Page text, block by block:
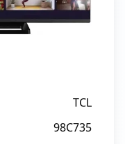
TCL
98C735